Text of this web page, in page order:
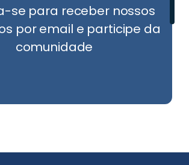
se para receber nossos
por email e participe da
comunidade